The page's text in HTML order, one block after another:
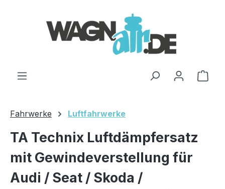
Fahrwerke Luftfahrwerke
TA Technix Luftdämpfersatz
mit Gewindeverstellung für
Audi / Seat / Skoda /